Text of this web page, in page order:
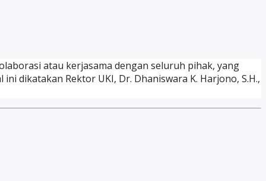
atau kerjasama dengan seluruh pihak, yang
dikatakan Rektor UKI, Dr. Dhaniswara K. Harjono, S.H.,